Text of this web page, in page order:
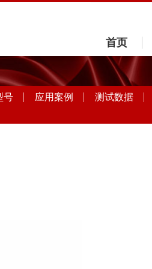
首页
号 应用案例 测试数据